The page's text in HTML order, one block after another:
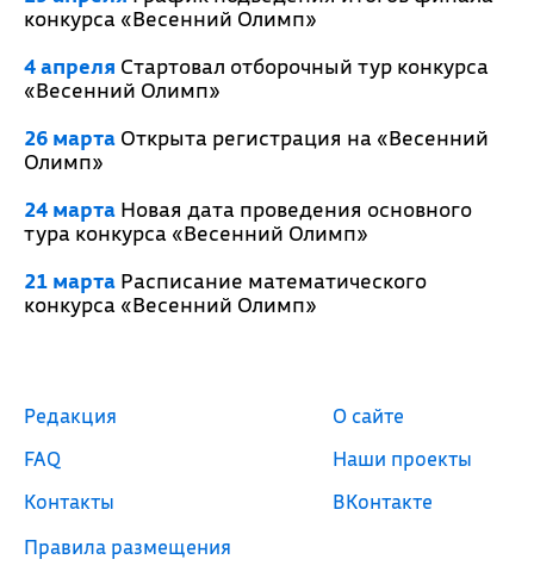
конкурса «Весенний Олимп»
4 апреля Стартовал отборочный тур конкурса
«Весенний Олимп»
26 мартаОткрыта регистрация на «Весенний
Олимп»
24 мартаНовая дата проведения основного
тура конкурса «Весенний Олимп»
21 мартаРасписание математического
конкурса «Весенний Олимп»
Редакция
FAQ
Контакты
Правила размещения
О сайте
Наши проекты
ВКонтакте